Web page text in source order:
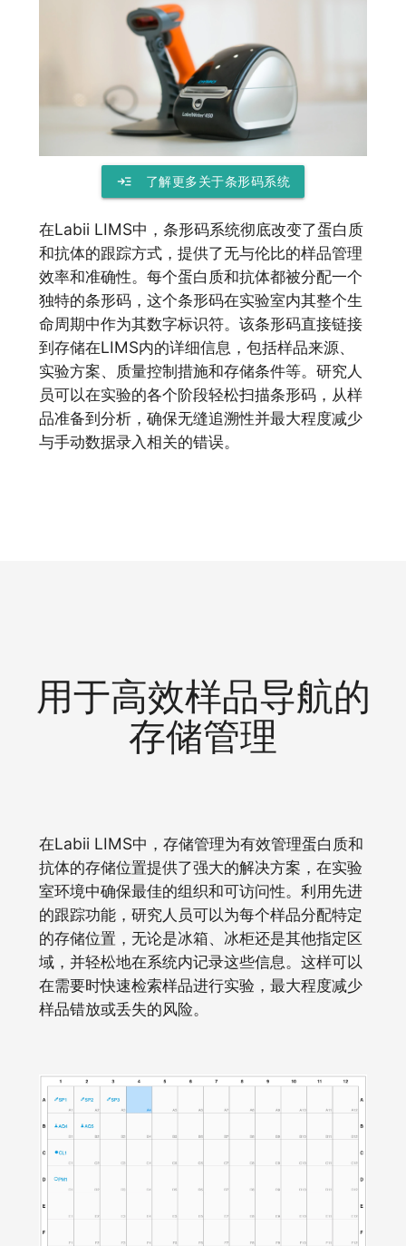
read_more 了解更多关于条形码系统
在Labii LIMS中，条形码系统彻底改变了蛋白质
和抗体的跟踪方式，提供了无与伦比的样品管理
效率和准确性。每个蛋白质和抗体都被分配一个
独特的条形码，这个条形码在实验室内其整个生
命周期中作为其数字标识符。该条形码直接链接
到存储在LIMS内的详细信息，包括样品来源、
实验方案、质量控制措施和存储条件等。研究人
员可以在实验的各个阶段轻松扫描条形码，从样
品准备到分析，确保无缝追溯性并最大程度减少
与手动数据录入相关的错误。
用于高效样品导航的
存储管理
在Labii LIMS中，存储管理为有效管理蛋白质和
抗体的存储位置提供了强大的解决方案，在实验
室环境中确保最佳的组织和可访问性。利用先进
的跟踪功能，研究人员可以为每个样品分配特定
的存储位置，无论是冰箱、冰柜还是其他指定区
域，并轻松地在系统内记录这些信息。这样可以
在需要时快速检索样品进行实验，最大程度减少
样品错放或丢失的风险。